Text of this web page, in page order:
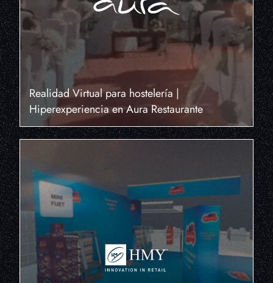
Realidad Virtual para hostelería |
Hiperexperiencia en Aura Restaurante